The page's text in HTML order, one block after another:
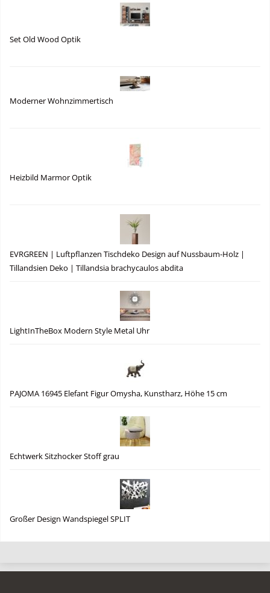
Set Old Wood Optik
Moderner Wohnzimmertisch
Heizbild Marmor Optik
EVRGREEN | Luftpflanzen Tischdeko Design auf Nussbaum-Holz |
Tillandsien Deko | Tillandsia brachycaulos abdita
LightInTheBox Modern Style Metal Uhr
PAJOMA 16945 Elefant Figur Omysha, Kunstharz, Höhe 15 cm
Echtwerk Sitzhocker Stoff grau
Großer Design Wandspiegel SPLIT